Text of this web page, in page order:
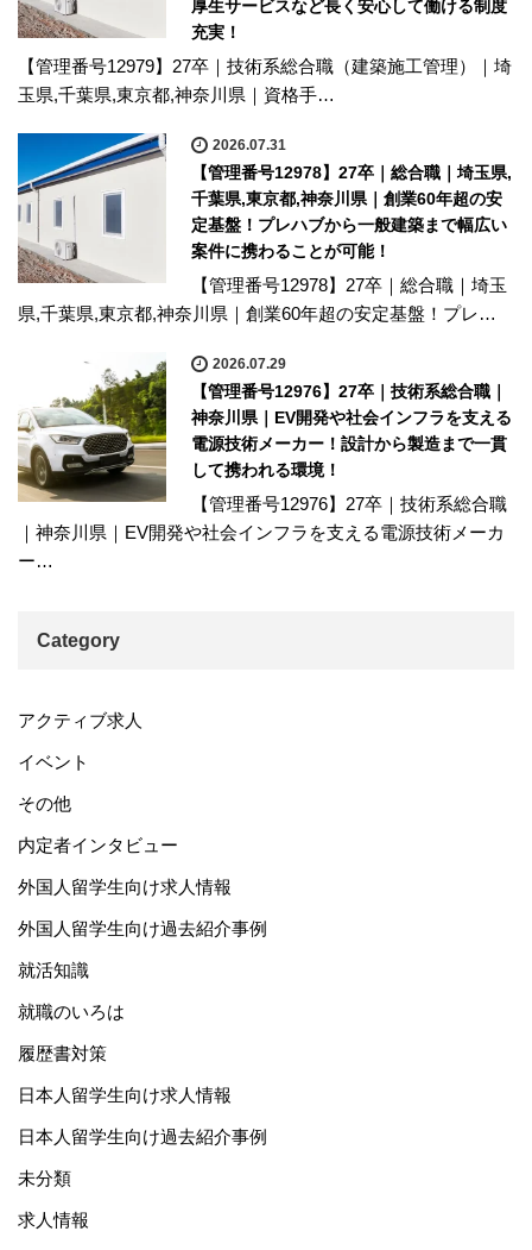
厚生サービスなど長く安心して働ける制度
充実！
【管理番号12979】27卒｜技術系総合職（建築施工管理）｜埼
玉県,千葉県,東京都,神奈川県｜資格手…
2026.07.31
【管理番号12978】27卒｜総合職｜埼玉県,
千葉県,東京都,神奈川県｜創業60年超の安
定基盤！プレハブから一般建築まで幅広い
案件に携わることが可能！
【管理番号12978】27卒｜総合職｜埼玉
県,千葉県,東京都,神奈川県｜創業60年超の安定基盤！プレ…
2026.07.29
【管理番号12976】27卒｜技術系総合職｜
神奈川県｜EV開発や社会インフラを支える
電源技術メーカー！設計から製造まで一貫
して携われる環境！
【管理番号12976】27卒｜技術系総合職
｜神奈川県｜EV開発や社会インフラを支える電源技術メーカ
ー…
Category
アクティブ求人
イベント
その他
内定者インタビュー
外国人留学生向け求人情報
外国人留学生向け過去紹介事例
就活知識
就職のいろは
履歴書対策
日本人留学生向け求人情報
日本人留学生向け過去紹介事例
未分類
求人情報